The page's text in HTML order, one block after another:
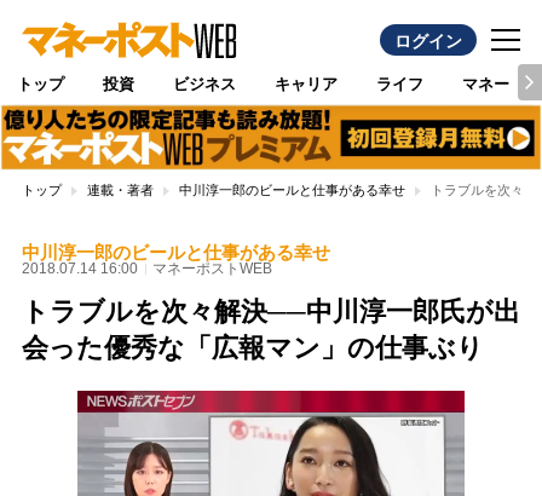
ログイン
トップ 投資 ビジネス キャリア ライフ マネー
トップ 連載・著者 中川淳一郎のビールと仕事がある幸せ トラブルを次々
中川淳一郎のビールと仕事がある幸せ
2018.07.14 16:00 マネーポストWEB
トラブルを次々解決──中川淳一郎氏が出
会った優秀な「広報マン」の仕事ぶり